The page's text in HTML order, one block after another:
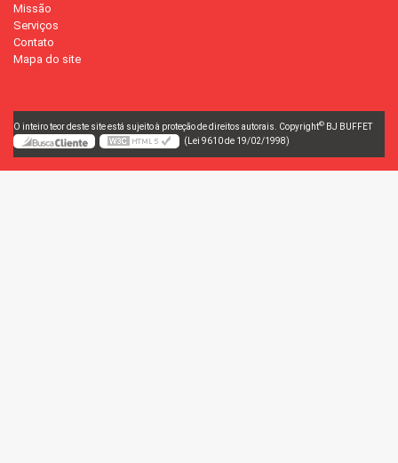
Missão
Serviços
Contato
Mapa do site
O inteiro teor deste site está sujeito à proteção de direitos autorais. Copyright© BJ BUFFET
(Lei 9610 de 19/02/1998)